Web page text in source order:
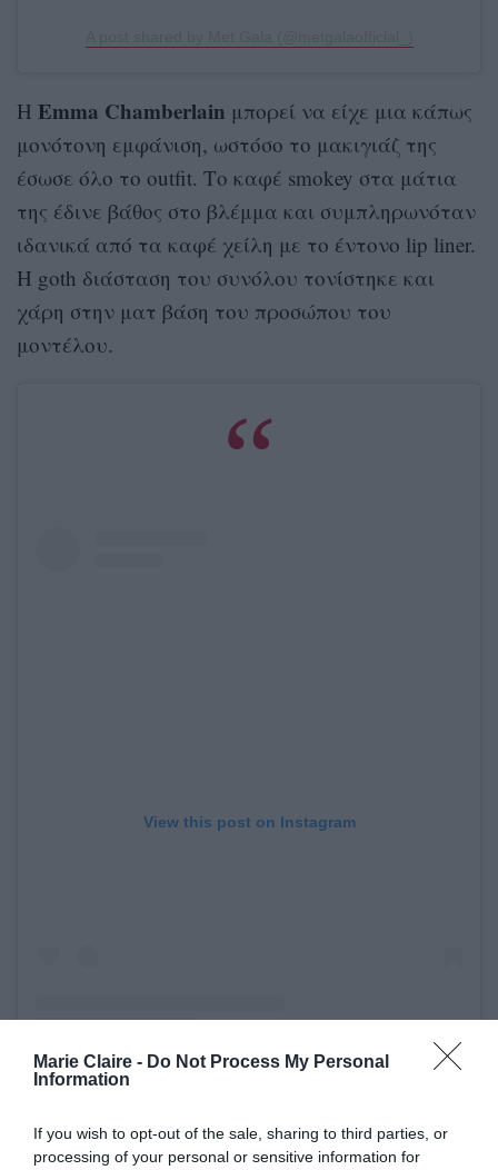
Marie Claire - Do Not Process My Personal
Information
If you wish to opt-out of the sale, sharing to third parties, or
processing of your personal or sensitive information for
Η Emma Chamberlain μπορεί να είχε μια κάπως
μονότονη εμφάνιση, ωστόσο το μακιγιάζ της
έσωσε όλο το outfit. Το καφέ smokey στα μάτια
της έδινε βάθος στο βλέμμα και συμπληρωνόταν
ιδανικά από τα καφέ χείλη με το έντονο lip liner.
Η goth διάσταση του συνόλου τονίστηκε και
χάρη στην ματ βάση του προσώπου του
μοντέλου.
View this post on Instagram